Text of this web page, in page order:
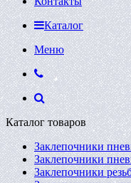
Каталог
Меню
Каталог товаров
Заклепочники
Заклепочники
Заклепочники